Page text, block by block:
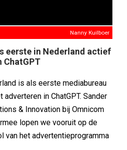
Nanny Kuilboer
eerste in Nederland actief
ChatGPT
is als eerste mediabureau
in ChatGPT. Sander
& Innovation bij Omnicom
lopen we vooruit op de
van het advertentieprogramma